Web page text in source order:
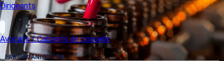
Dirigeants
Avocats / Cabinets de conseils
PAR ORGANISATION